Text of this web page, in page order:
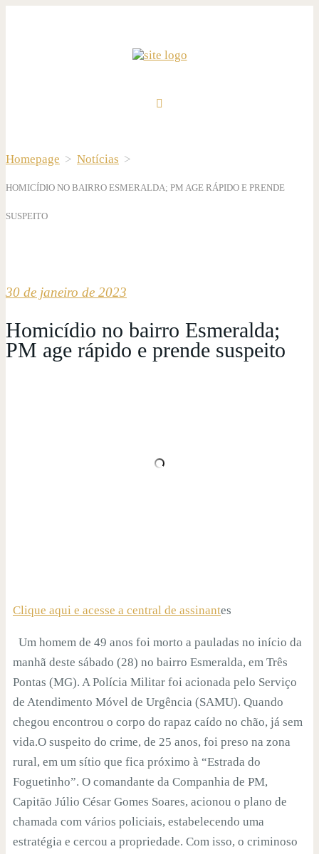
Homepage > Notícias >
HOMICÍDIO NO BAIRRO ESMERALDA; PM AGE RÁPIDO E PRENDE
SUSPEITO
30 de janeiro de 2023
Homicídio no bairro Esmeralda;
PM age rápido e prende suspeito
Clique aqui e acesse a central de assinantes
Um homem de 49 anos foi morto a pauladas no início da
manhã deste sábado (28) no bairro Esmeralda, em Três
Pontas (MG). A Polícia Militar foi acionada pelo Serviço
de Atendimento Móvel de Urgência (SAMU). Quando
chegou encontrou o corpo do rapaz caído no chão, já sem
vida.O suspeito do crime, de 25 anos, foi preso na zona
rural, em um sítio que fica próximo à “Estrada do
Foguetinho”. O comandante da Companhia de PM,
Capitão Júlio César Gomes Soares, acionou o plano de
chamada com vários policiais, estabelecendo uma
estratégia e cercou a propriedade. Com isso, o criminoso